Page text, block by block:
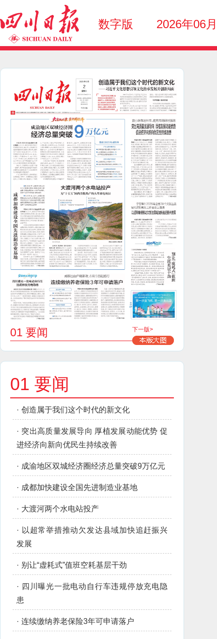
数字版 2026年06
01 要闻 下一版>
01 要闻
· 创造属于我们这个时代的新文化
· 突出高质量发展导向 厚植发展动能优势 促
进经济向新向优民生持续改善
· 成渝地区双城经济圈经济总量突破9万亿元
· 成都加快建设全国先进制造业基地
· 大渡河两个水电站投产
· 以超常举措推动欠发达县域加快追赶振兴
发展
· 别让“虚耗式”值班空耗基层干劲
· 四川曝光一批电动自行车违规停放充电隐
患
· 连续缴纳养老保险3年可申请落户